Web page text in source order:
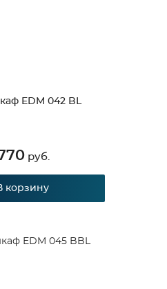
EDM 042 BL
руб.
корзину